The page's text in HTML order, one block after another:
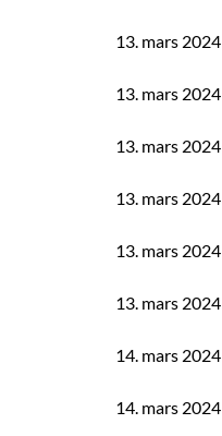
13. mars 2024
13. mars 2024
13. mars 2024
13. mars 2024
13. mars 2024
13. mars 2024
14. mars 2024
14. mars 2024